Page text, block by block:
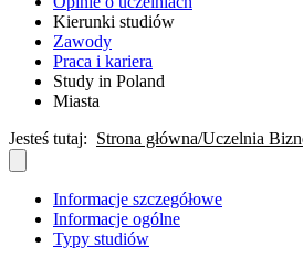
Kierunki studiów
Zawody
Praca i kariera
Study in Poland
Miasta
Jesteś tutaj: Strona główna Uczelnia
Informacje szczegółowe
Informacje ogólne
Typy studiów